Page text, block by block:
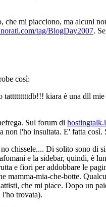
mi piacciono, ma alcuni
tag/BlogDay2007.
così:
kiara è una dll
Sul forum di
l'ho insultata. E' fatta così.
chissele.... Di solito sono
e la sidebar, quindi, è
e fiori per addobbare le
mia-che-botte.
che mi piace. Dopo un
l'ho trovata).